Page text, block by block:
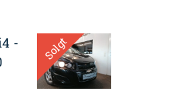
Solgt